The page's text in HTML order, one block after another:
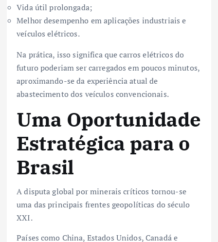
Vida útil prolongada;
Melhor desempenho em aplicações industriais e
veículos elétricos.
Na prática, isso significa que carros elétricos do
futuro poderiam ser carregados em poucos minutos,
aproximando-se da experiência atual de
abastecimento dos veículos convencionais.
Uma Oportunidade
Estratégica para o
Brasil
A disputa global por minerais críticos tornou-se
uma das principais frentes geopolíticas do século
XXI.
Países como China, Estados Unidos, Canadá e